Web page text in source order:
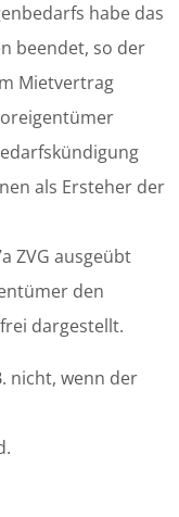
habe das
beendet, so der
Mietvertrag
als Ersteher der
ZVG ausgeübt
den
dargestellt.
nicht, wenn der